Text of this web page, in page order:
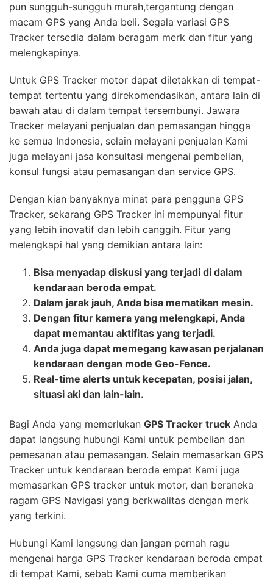
pun sungguh-sungguh murah,tergantung dengan
macam GPS yang Anda beli. Segala variasi GPS
Tracker tersedia dalam beragam merk dan fitur yang
melengkapinya.
Untuk GPS Tracker motor dapat diletakkan di tempat-
tempat tertentu yang direkomendasikan, antara lain di
bawah atau di dalam tempat tersembunyi. Jawara
Tracker melayani penjualan dan pemasangan hingga
ke semua Indonesia, selain melayani penjualan Kami
juga melayani jasa konsultasi mengenai pembelian,
konsul fungsi atau pemasangan dan service GPS.
Dengan kian banyaknya minat para pengguna GPS
Tracker, sekarang GPS Tracker ini mempunyai fitur
yang lebih inovatif dan lebih canggih. Fitur yang
melengkapi hal yang demikian antara lain:
Bisa menyadap diskusi yang terjadi di dalam
kendaraan beroda empat.
Dalam jarak jauh, Anda bisa mematikan mesin.
Dengan fitur kamera yang melengkapi, Anda
dapat memantau aktifitas yang terjadi.
Anda juga dapat memegang kawasan perjalanan
kendaraan dengan mode Geo-Fence.
Real-time alerts untuk kecepatan, posisi jalan,
situasi aki dan lain-lain.
Bagi Anda yang memerlukan GPS Tracker truck Anda
dapat langsung hubungi Kami untuk pembelian dan
pemesanan atau pemasangan. Selain memasarkan GPS
Tracker untuk kendaraan beroda empat Kami juga
memasarkan GPS tracker untuk motor, dan beraneka
ragam GPS Navigasi yang berkwalitas dengan merk
yang terkini.
Hubungi Kami langsung dan jangan pernah ragu
mengenai harga GPS Tracker kendaraan beroda empat
di tempat Kami, sebab Kami cuma memberikan